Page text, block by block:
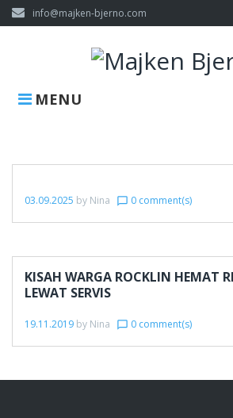
Skip
to
info@majken-bjerno.com
MENU
Uncategorized
03.09.2025 by Nina chat_bubble_outline 0 comment(s)
KISAH WARGA ROCKLIN HEMAT
LEWAT SERVIS
19.11.2019 by Nina chat_bubble_outline 0 comment(s)